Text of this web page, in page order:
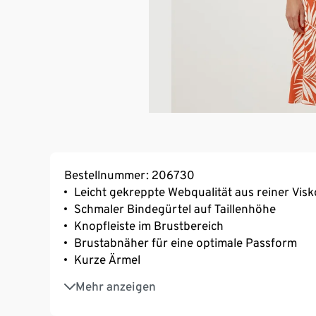
Bestellnummer: 206730
Leicht gekreppte Webqualität aus reiner
Schmaler Bindegürtel auf Taillenhöhe
Knopfleiste im Brustbereich
Brustabnäher für eine optimale Passform
Kurze Ärmel
Mehr anzeigen
Knöpfe in Perlmuttoptik
Knieumspielende Länge